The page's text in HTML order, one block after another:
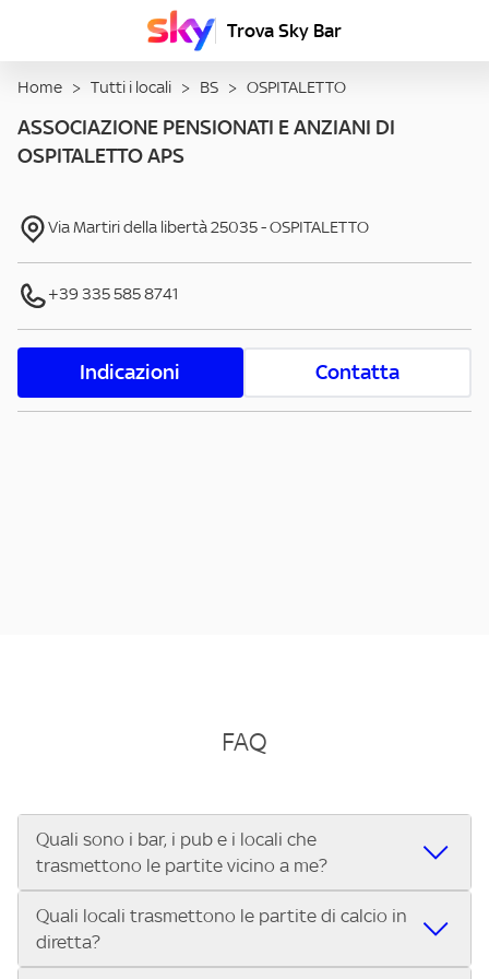
Trova Sky Bar
Home > Tutti i locali > BS > OSPITALETTO
ASSOCIAZIONE PENSIONATI E ANZIANI DI
OSPITALETTO APS
Via Martiri della libertà25035-OSPITALETTO
+39 335 585 8741
Indicazioni Contatta
FAQ
Quali sono i bar, i pub e i locali che
trasmettono le partite vicino a me?
Se cerchi un bar, pub, ristorante o locale vicino a te per
vedere le partite di Serie A ENILIVE, la Serie C Sky Wifi, la
UEFA Champions League, la UEFA Europa League, la UEFA
Quali locali trasmettono le partite di calcio in
diretta?